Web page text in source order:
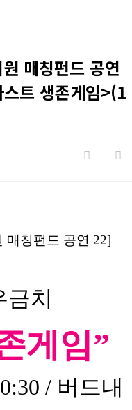
매칭펀드 공연
트 생존게임>(1
매칭펀드 공연 22]
치
게임”
/ 버드내